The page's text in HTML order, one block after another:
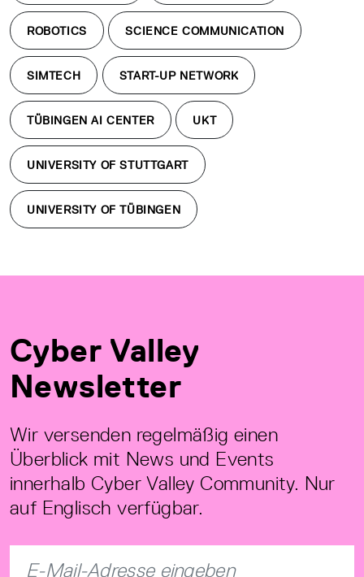
ROBOTICS SCIENCE COMMUNICATION
SIMTECH START-UP NETWORK
TÜBINGEN AI CENTER UKT
UNIVERSITY OF STUTTGART
UNIVERSITY OF TÜBINGEN
Cyber Valley
Newsletter
Wir versenden regelmäßig einen
Überblick mit News und Events
innerhalb Cyber Valley Community. Nur
auf Englisch verfügbar.